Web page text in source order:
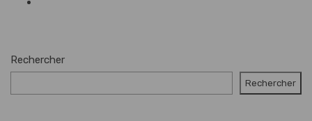
Rechercher
Rechercher